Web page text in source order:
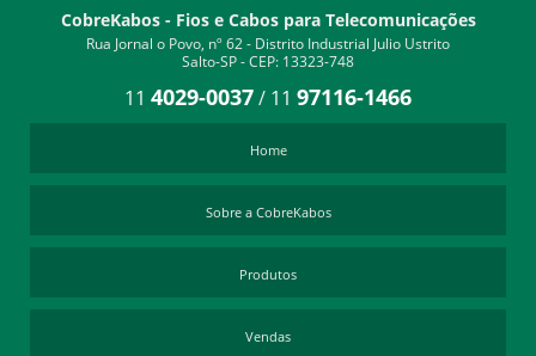
CobreKabos - Fios e Cabos para Telecomunicações
Rua Jornal o Povo, nº 62 - Distrito Industrial Julio Ustrito
Salto-SP - CEP: 13323-748
11 4029-0037/ 11 97116-1466
Home
Sobre a CobreKabos
Produtos
Vendas